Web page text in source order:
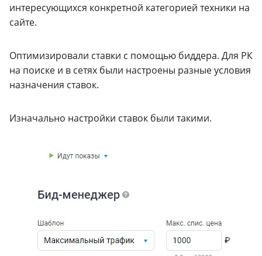
интересующихся конкретной категорией техники на
сайте.
Оптимизировали ставки с помощью биддера. Для РК
на поиске и в сетях были настроены разные условия
назначения ставок.
Изначально настройки ставок были такими.